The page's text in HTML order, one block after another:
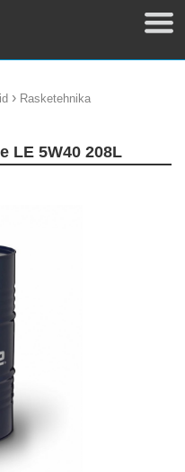
› Rasketehnika
LE 5W40 208L